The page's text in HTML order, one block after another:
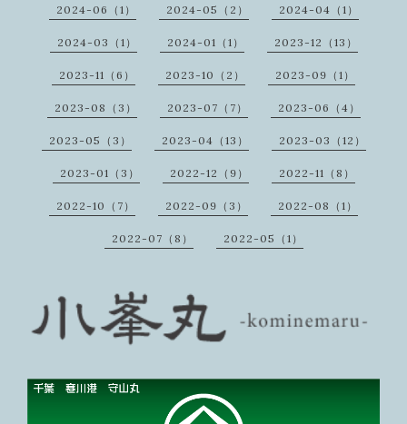
2024-06（1） 2024-05（2） 2024-04（1）
2024-03（1） 2024-01（1） 2023-12（13）
2023-11（6） 2023-10（2） 2023-09（1）
2023-08（3） 2023-07（7） 2023-06（4）
2023-05（3） 2023-04（13） 2023-03（12）
2023-01（3） 2022-12（9） 2022-11（8）
2022-10（7） 2022-09（3） 2022-08（1）
2022-07（8） 2022-05（1）